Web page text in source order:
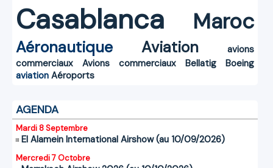
Casablanca Maroc
Aéronautique Aviation
avions
commerciaux
Avions commerciaux Bellatig
Boeing
aviation Aéroports
AGENDA
Mardi 8 Septembre
El Alamein International Airshow (au 10/09/2026)
Mercredi 7 Octobre